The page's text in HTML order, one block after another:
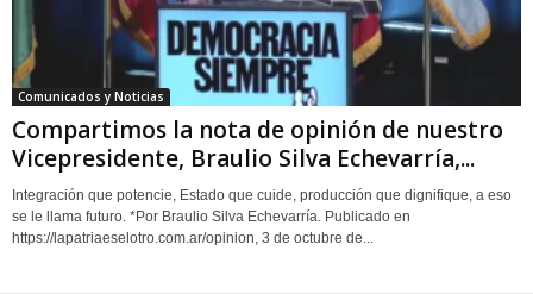
Comunicados y Noticias
Compartimos la nota de opinión de nuestro
Vicepresidente, Braulio Silva Echevarría,...
Integración que potencie, Estado que cuide, producción que dignifique, a eso
se le llama futuro. *Por Braulio Silva Echevarría. Publicado en
https://lapatriaeselotro.com.ar/opinion, 3 de octubre de...